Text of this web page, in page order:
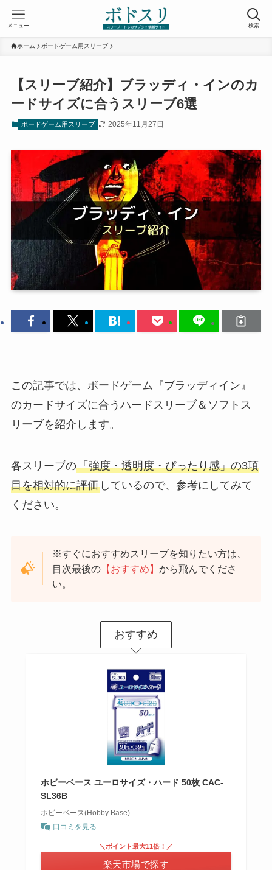
検索
メニュー
ホーム ボードゲーム用スリーブ
【スリーブ紹介】ブラッディ・インのカ
ードサイズに合うスリーブ6選
ボードゲーム用スリーブ 2025年11月27日
この記事では、ボードゲーム『ブラッディイン』
のカードサイズに合うハードスリーブ＆ソフトス
リーブを紹介します。
各スリーブの「強度・透明度・ぴったり感」の3項
目を相対的に評価しているので、参考にしてみて
ください。
※すぐにおすすめスリーブを知りたい方は、
目次最後の 【おすすめ】から飛んでくださ
い。
おすすめ
ホビーベース ユーロサイズ・ハード 50枚 CAC-
SL36B
ホビーベース(Hobby Base)
口コミを見る
＼ポイント最大11倍！／
楽天市場で探す